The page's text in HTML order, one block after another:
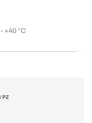
+40 °C
PZ